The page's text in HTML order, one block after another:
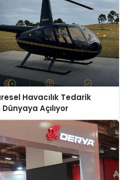
Havacılık Tedarik
Açılıyor